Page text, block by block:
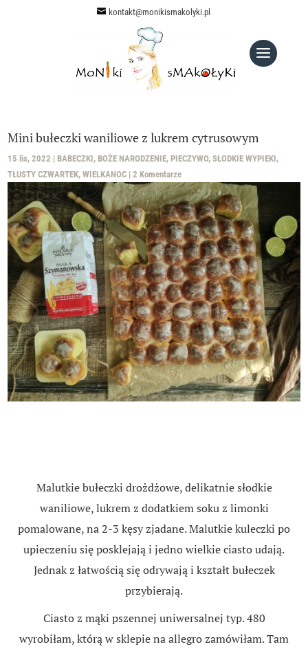
kontakt@monikismakolyki.pl
Mini bułeczki waniliowe z lukrem cytrusowym
15 lis, 2022 |BABECZKI,BOŻE NARODZENIE,PIECZYWO,SŁODKIE WYPIEKI,
TŁUSTY CZWARTEK,WIELKANOC |2 Komentarze
Malutkie bułeczki drożdżowe, delikatnie słodkie
waniliowe, lukrem z dodatkiem soku z limonki
pomalowane, na 2-3 kęsy zjadane. Malutkie kuleczki po
upieczeniu się posklejają i jedno wielkie ciasto udają.
Jednak z łatwością się odrywają i kształt bułeczek
przybierają.
Ciasto z mąki pszennej uniwersalnej typ. 480
wyrobiłam, którą w sklepie na allegro zamówiłam. Tam